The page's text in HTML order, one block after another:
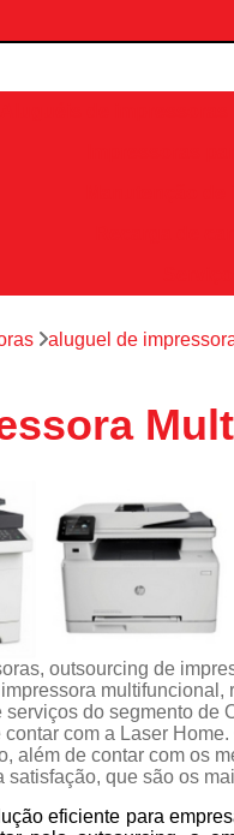
aluguel de
outsourcing de
do segmento de
com a Laser
além de contar com os
que são os
eficiente para